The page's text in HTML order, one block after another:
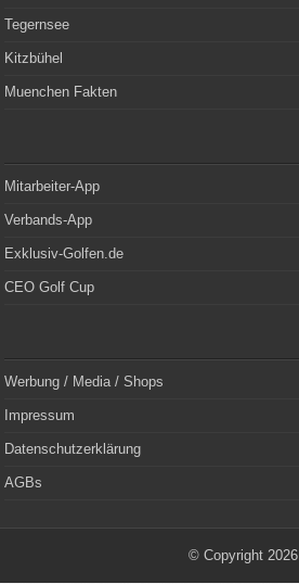
Tegernsee
Kitzbühel
Muenchen Fakten
Mitarbeiter-App
Verbands-App
Exklusiv-Golfen.de
CEO Golf Cup
Werbung / Media / Shops
Impressum
Datenschutzerklärung
AGBs
© Copyright 2026